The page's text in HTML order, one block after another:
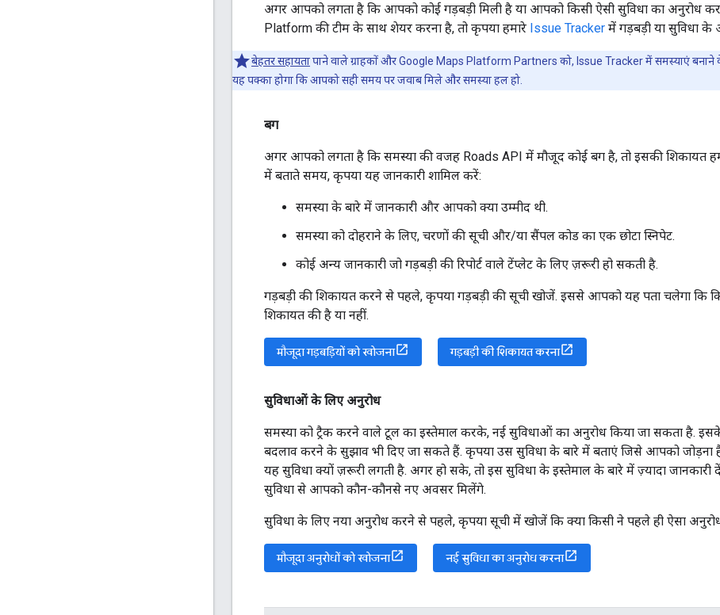
अगर आपको लगता है कि आपको कोई गड़बड़ी मिली है या आपको किसी ऐसी सुविधा का अनुरोध
Platform की टीम के साथ शेयर करना है, तो कृपया हमारे Issue Tracker में गड़बड़ी या सुविधा के
बेहतर सहायतापाने वाले ग्राहकों और Google Maps Platform Partners को, Issue Tracker में समस्याएं बनाने
यह पक्का होगा कि आपको सही समय पर जवाब मिले और समस्या हल हो.
बग
अगर आपको लगता है कि समस्या की वजह Roads API में मौजूद कोई बग है, तो इसकी शिकायत
में बताते समय, कृपया यह जानकारी शामिल करें:
समस्या के बारे में जानकारी और आपको क्या उम्मीद थी.
समस्या को दोहराने के लिए, चरणों की सूची और/या सैंपल कोड का एक छोटा स्निपेट.
कोई अन्य जानकारी जो गड़बड़ी की रिपोर्ट वाले टेंप्लेट के लिए ज़रूरी हो सकती है.
गड़बड़ी की शिकायत करने से पहले, कृपया गड़बड़ी की सूची खोजें. इससे आपको यह पता चलेगा कि
शिकायत की है या नहीं.
मौजूदा गड़बड़ियों को खोजना गड़बड़ी की शिकायत करना
सुविधाओं के लिए अनुरोध
समस्या को ट्रैक करने वाले टूल का इस्तेमाल करके, नई सुविधाओं का अनुरोध किया जा सकता है.
बदलाव करने के सुझाव भी दिए जा सकते हैं. कृपया उस सुविधा के बारे में बताएं जिसे आपको जोड़ना
यह सुविधा क्यों ज़रूरी लगती है. अगर हो सके, तो इस सुविधा के इस्तेमाल के बारे में ज़्यादा जानकारी
सुविधा से आपको कौन-कौनसे नए अवसर मिलेंगे.
सुविधा के लिए नया अनुरोध करने से पहले, कृपया सूची में खोजें कि क्या किसी ने पहले ही ऐसा
मौजूदा अनुरोधों को खोजना नई सुविधा का अनुरोध करना